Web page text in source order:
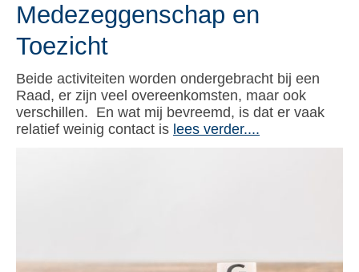
Medezeggenschap en
Toezicht
Beide activiteiten worden ondergebracht bij een
Raad, er zijn veel overeenkomsten, maar ook
verschillen. En wat mij bevreemd, is dat er vaak
relatief weinig contact is lees verder....